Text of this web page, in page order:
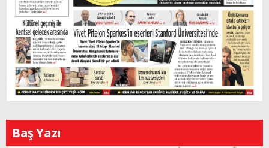
Baş Yazı